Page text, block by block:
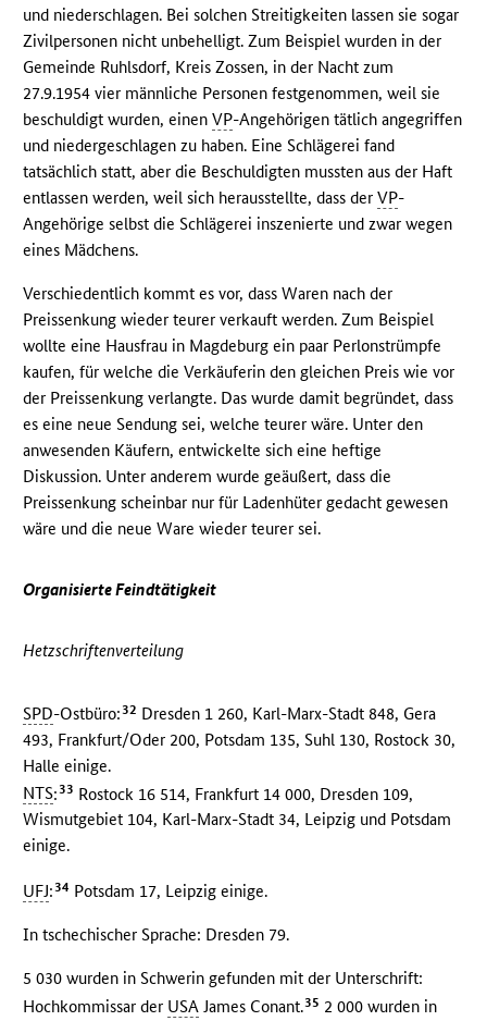
und niederschlagen. Bei solchen Streitigkeiten lassen sie sogar
Zivilpersonen nicht unbehelligt. Zum Beispiel wurden in der
Gemeinde Ruhlsdorf, Kreis Zossen, in der Nacht zum
27.9.1954 vier männliche Personen festgenommen, weil sie
beschuldigt wurden, einenVP-Angehörigen tätlich angegriffen
und niedergeschlagen zu haben. Eine Schlägerei fand
tatsächlich statt, aber die Beschuldigten mussten aus der Haft
entlassen werden, weil sich herausstellte, dass derVP-
Angehörige selbst die Schlägerei inszenierte und zwar wegen
eines Mädchens.
Verschiedentlich kommt es vor, dass Waren nach der
Preissenkung wieder teurer verkauft werden. Zum Beispiel
wollte eine Hausfrau in Magdeburg ein paar Perlonstrümpfe
kaufen, für welche die Verkäuferin den gleichen Preis wie vor
der Preissenkung verlangte. Das wurde damit begründet, dass
es eine neue Sendung sei, welche teurer wäre. Unter den
anwesenden Käufern, entwickelte sich eine heftige
Diskussion. Unter anderem wurde geäußert, dass die
Preissenkung scheinbar nur für Ladenhüter gedacht gewesen
wäre und die neue Ware wieder teurer sei.
Organisierte Feindtätigkeit
Hetzschriftenverteilung
SPD-Ostbüro: 32 Dresden 1 260, Karl-Marx-Stadt 848, Gera
493, Frankfurt/Oder 200, Potsdam 135, Suhl 130, Rostock 30,
Halle einige.
NTS:33 Rostock 16 514, Frankfurt 14 000, Dresden 109,
Wismutgebiet 104, Karl-Marx-Stadt 34, Leipzig und Potsdam
einige.
UFJ:34 Potsdam 17, Leipzig einige.
In tschechischer Sprache: Dresden 79.
5 030 wurden in Schwerin gefunden mit der Unterschrift:
Hochkommissar der USA James Conant.35 2 000 wurden in